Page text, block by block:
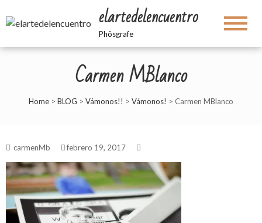
elartedelencuentro
Phôsgrafe
Carmen MBlanco
Home > BLOG > Vámonos!! > Vámonos! > Carmen MBlanco
carmenMb febrero 19, 2017